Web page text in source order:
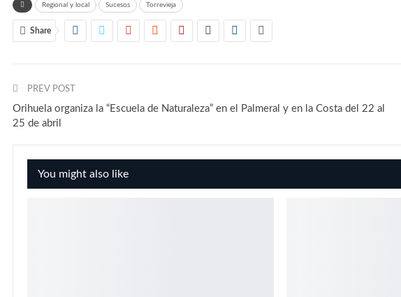
Regional y local Sucesos Torrevieja
Share
PREV POST
Orihuela organiza la “Escuela de Naturaleza” en el Palmeral y en la Costa del 22 al
25 de abril
You might also like